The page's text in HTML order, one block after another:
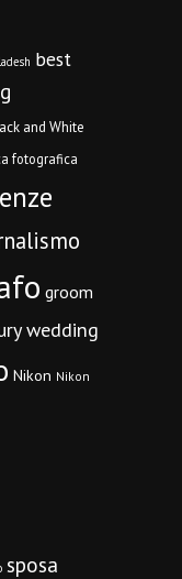
best
and White
fotografica
groom
wedding
Nikon Nikon
sposa